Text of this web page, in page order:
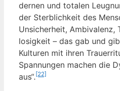
der­nen und tota­len
der Sterb­lich­keit des
Unsi­cher­heit, Ambi­va­lenz,
lo­sig­keit – das gab und
Kul­tu­ren mit ihren
Span­nun­gen machen die
aus“.[22]